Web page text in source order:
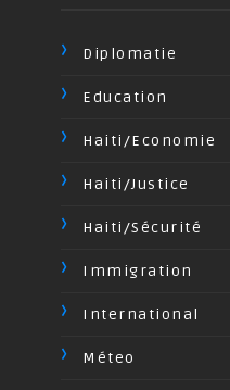
Diplomatie
Education
Haiti/Economie
Haiti/Justice
Haiti/Sécurité
Immigration
International
Méteo